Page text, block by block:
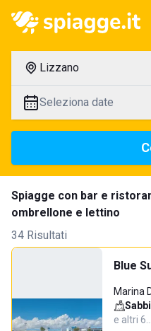
Lizzano
Seleziona date
Spiagge con bar e
ombrellone e lettino
34 Risultati
Blue
Marina
e altri 6…